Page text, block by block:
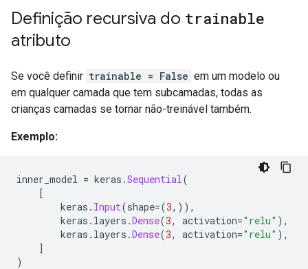
Definição recursiva do trainable
atributo
Se você definir trainable = False em um modelo ou
em qualquer camada que tem subcamadas, todas as
crianças camadas se tornar não-treinável também.
Exemplo:
inner_model = keras .Sequential(
[
keras . Input(shape=(3,)),
keras . layers .Dense(3, activation="relu" ),
keras . layers .Dense(3, activation="relu" ),
]
)